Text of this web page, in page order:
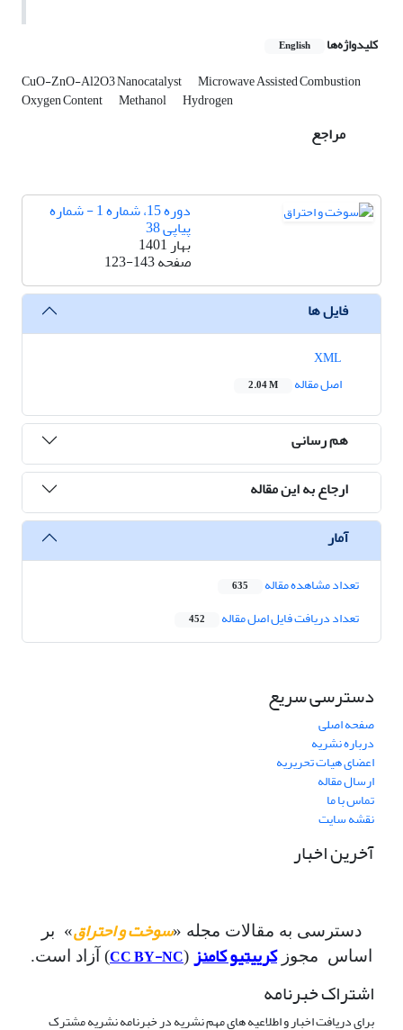
کلیدواژه‌ها English
CuO-ZnO-Al2O3 Nanocatalyst Microwave Assisted Combustion
Oxygen Content Methanol Hydrogen
مراجع
دوره 15، شماره 1 - شماره
پیاپی 38
بهار 1401
صفحه123-143
فایل ها
اصل مقاله
2.04 M
هم رسانی
ارجاع به این مقاله
آمار
تعداد مشاهده مقاله 635
تعداد دریافت فایل اصل مقاله 452
دسترسی سریع
صفحه اصلی
درباره نشریه
اعضای هیات تحریریه
ارسال مقاله
تماس با ما
نقشه سایت
آخرین اخبار
دسترسی به مقالات مجله «سوخت و احتراق» بر
اساس مجوزکرییتیو کامنز (
CC BY-NC) آزاد است.
اشتراک خبرنامه
برای دریافت اخبار و اطلاعیه های مهم نشریه در خبرنامه نشریه مشترک